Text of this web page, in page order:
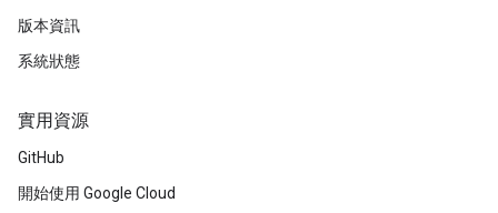
版本資訊
系統狀態
實用資源
GitHub
開始使用 Google Cloud